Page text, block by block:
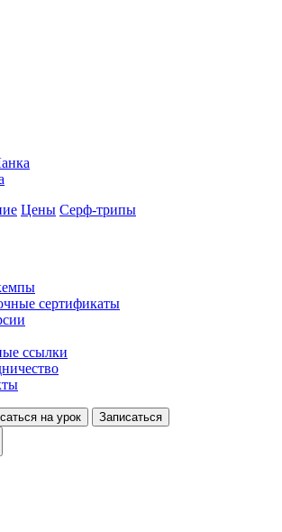
Цены Серф-трипы
сертификаты
ссылки
на урок Записаться